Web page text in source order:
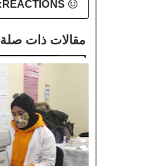
REACTIONS:
مقالات ذات صلة